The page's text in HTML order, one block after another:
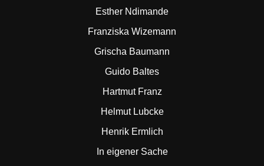
Esther Ndimande
Franziska Wizemann
Grischa Baumann
Guido Baltes
Hartmut Franz
Helmut Lubcke
Henrik Ermlich
In eigener Sache